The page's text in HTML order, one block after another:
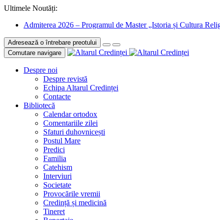
Ultimele Noutăți:
Admiterea 2026 – Programul de Master „Istoria și Cultura
Adresează o întrebare preotului
Comutare navigare
Despre noi
Despre revistă
Echipa Altarul Credinței
Contacte
Bibliotecă
Calendar ortodox
Comentariile zilei
Sfaturi duhovnicești
Postul Mare
Predici
Familia
Catehism
Interviuri
Societate
Provocările vremii
Credință și medicină
Tineret